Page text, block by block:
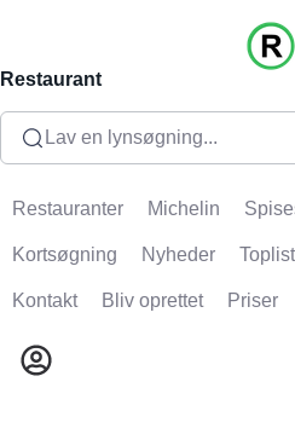
Restaurant
Lav en lynsøgning...
Restauranter Michelin
Kortsøgning Nyheder
Kontakt Bliv oprettet Priser